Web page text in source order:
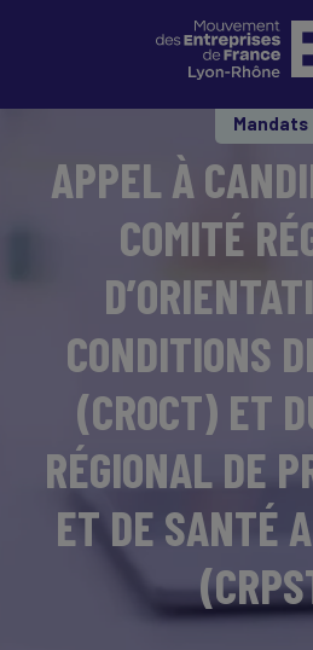
Mandats
APPEL À
COMITÉ
CONDITIONS
(CROCT) ET
RÉGIONAL DE
ET DE SANTÉ